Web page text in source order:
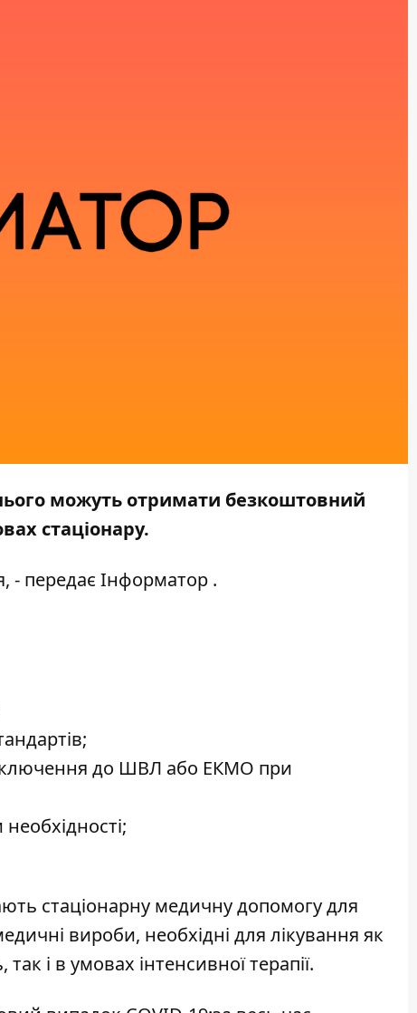
нього можуть отримати безкоштовний
стаціонару.
- передає Інформатор .
до ШВЛ або ЕКМО при
стаціонарну медичну допомогу для
вироби, необхідні для лікування як
і в умовах інтенсивної терапії.